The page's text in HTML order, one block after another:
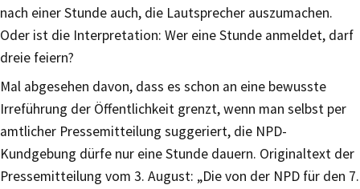
nach einer Stunde auch, die Lautsprecher auszumachen.
Oder ist die Interpretation: Wer eine Stunde anmeldet, darf
dreie feiern?
Mal abgesehen davon, dass es schon an eine bewusste
Irreführung der Öffentlichkeit grenzt, wenn man selbst per
amtlicher Pressemitteilung suggeriert, die NPD-
Kundgebung dürfe nur eine Stunde dauern. Originaltext der
Pressemitteilung vom 3. August: „Die von der NPD für den 7.